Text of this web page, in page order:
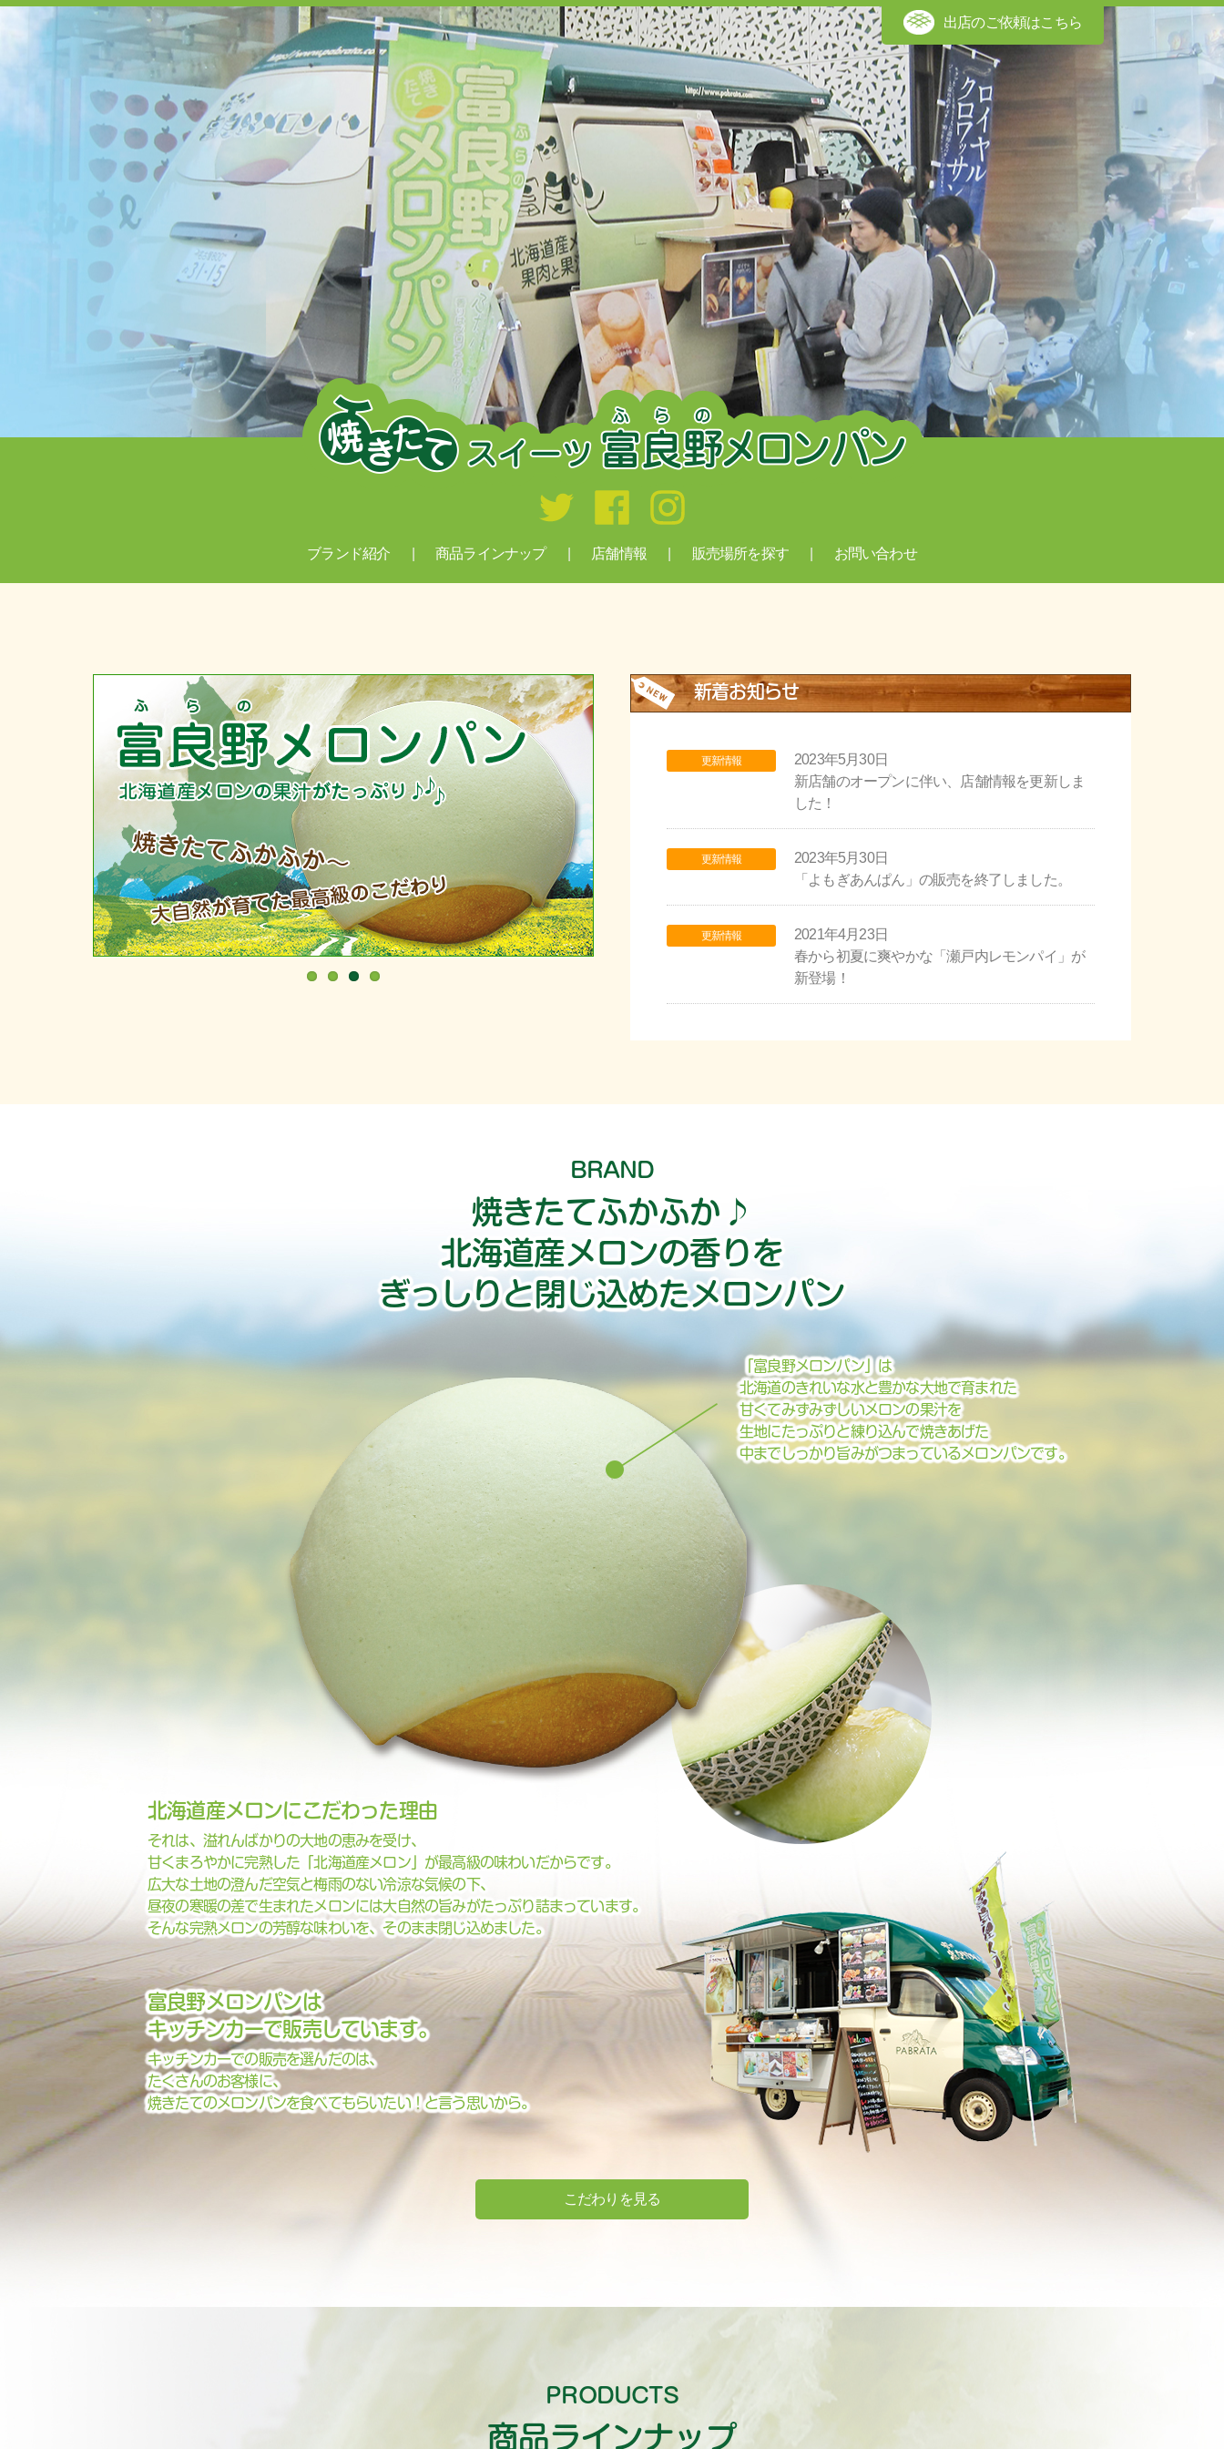
出店のご依頼はこちら
ブランド紹介 商品ラインナップ 店舗情報 販売場所を探す お問い合わせ
新着お知らせ
更新情報
2023年5月30日
新店舗のオープンに伴い、店舗情報を更新しま
した！
更新情報
2023年5月30日
「よもぎあんぱん」の販売を終了しました。
更新情報
2021年4月23日
春から初夏に爽やかな「瀬戸内レモンパイ」が
新登場！
BRAND
焼きたてふかふか♪
北海道産メロンの香りを
ぎっしりと閉じ込めたメロンパン
「富良野メロンパン」は
北海道のきれいな水と豊かな大地で育まれた
甘くてみずみずしいメロンの果汁を
生地にたっぷりと練り込んで焼きあげた
中までしっかり旨みがつまっているメロンパンです。
北海道産メロンにこだわった理由
それは、溢れんばかりの大地の恵みを受け、
甘くまろやかに完熟した「北海道産メロン」が最高級の味わいだからです。
広大な土地の澄んだ空気と梅雨のない冷涼な気候の下、
昼夜の寒暖の差で生まれたメロンには大自然の旨みがたっぷり詰まっています。
そんな完熟メロンの芳醇な味わいを、そのまま閉じ込めました。
富良野メロンパンは
キッチンカーで販売しています。
キッチンカーでの販売を選んだのは、
たくさんのお客様に、
焼きたてのメロンパンを食べてもらいたい！と言う思いから。
こだわりを見る
PRODUCTS
商品ラインナップ